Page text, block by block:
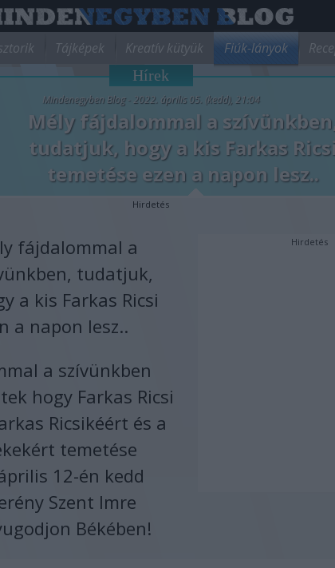
Tájképek Kreatív kütyük Fiúk-lányok
Hírek
Mindenegyben Blog - 2022. április 05. (kedd), 21:04
Mély fájdalommal a
tudatjuk, hogy a kis Farkas
temetése ezen a napon lesz..
Hirdetés
Hirdetés
fájdalommal a
tudatjuk,
a kis Farkas Ricsi
a napon lesz..
a szívünkben
hogy Farkas Ricsi
Ricsikéért és a
temetése
12-én kedd
Szent Imre
Békében!